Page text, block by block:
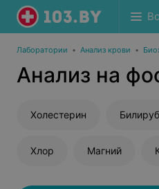
Лаборатории • Анализ крови •
Анализ на
Холестерин
Хлор Магний